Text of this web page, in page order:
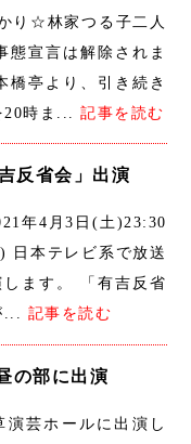
り☆林家つる子二人
態宣言は解除されま
橋亭より、引き続き
20時ま...記事を読む
反省会」出演
年4月3日(土)23:30
日本テレビ系で放送
ます。 「有吉反省
... 記事を読む
の部に出演
芸ホールに出演し